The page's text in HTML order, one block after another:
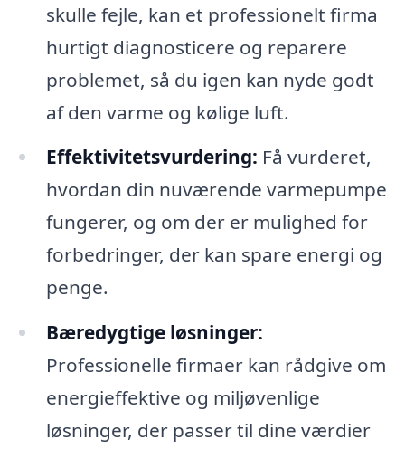
skulle fejle, kan et professionelt firma
hurtigt diagnosticere og reparere
problemet, så du igen kan nyde godt
af den varme og kølige luft.
Effektivitetsvurdering: Få vurderet,
hvordan din nuværende varmepumpe
fungerer, og om der er mulighed for
forbedringer, der kan spare energi og
penge.
Bæredygtige løsninger:
Professionelle firmaer kan rådgive om
energieffektive og miljøvenlige
løsninger, der passer til dine værdier